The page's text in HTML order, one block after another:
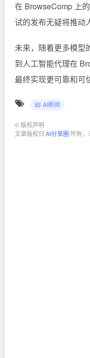
在 BrowseComp 上
试的发布无疑将推动
未来，随着更多模型
到人工智能代理在
最终实现更可靠和可
AI新闻
© 版权声明
文章版权归 AI分享圈 所有，